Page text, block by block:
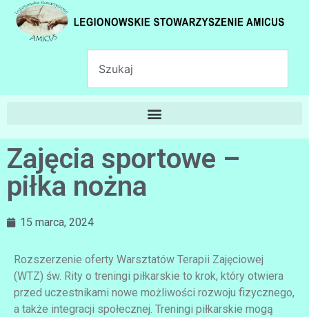
Zajęcia sportowe –
piłka nożna
15 marca, 2024
Rozszerzenie oferty Warsztatów Terapii Zajęciowej
(WTZ) św. Rity o treningi piłkarskie to krok, który otwiera
przed uczestnikami nowe możliwości rozwoju fizycznego,
a także integracji społecznej. Treningi piłkarskie mogą